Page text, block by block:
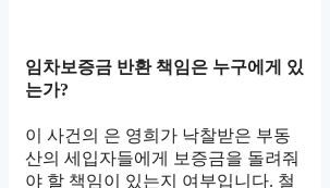
임차보증금 반환 책임은 누구에게 있
는가?
이 사건의 은 영희가 낙찰받은 부동
산의 세입자들에게 보증금을 돌려줘
야 할 책임이 있는지 여부입니다. 철